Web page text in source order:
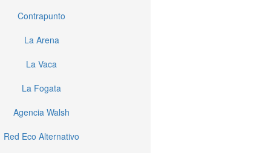
Contrapunto
La Arena
La Vaca
La Fogata
Agencia Walsh
Red Eco Alternativo